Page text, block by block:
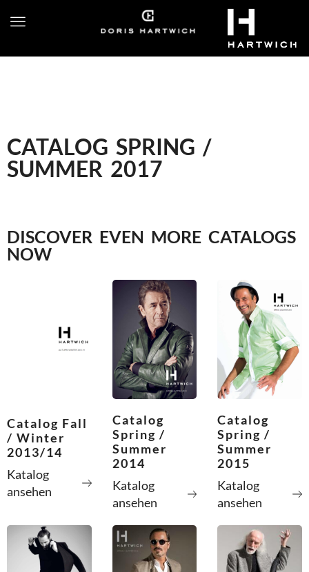
CATALOG SPRING /
SUMMER 2017
DISCOVER EVEN MORE CATALOGS
NOW
Catalog Fall
/ Winter
2013/14
Katalog
ansehen
Catalog
Spring /
Summer
2014
Katalog
ansehen
Catalog
Spring /
Summer
2015
Katalog
ansehen